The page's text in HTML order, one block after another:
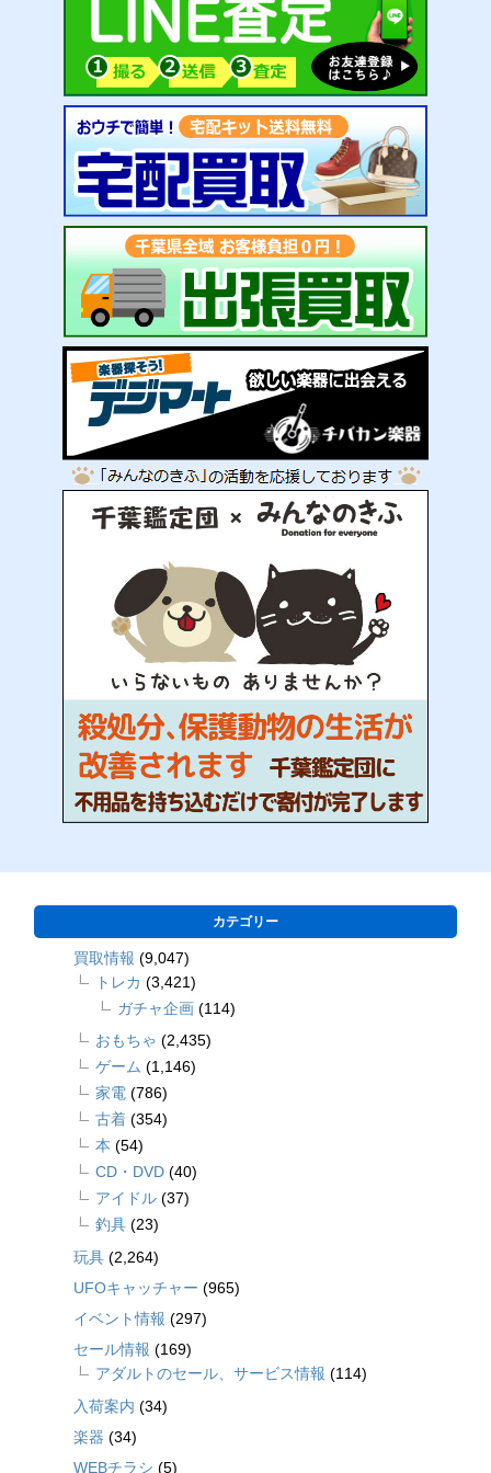
カテゴリー
買取情報 (9,047)
トレカ (3,421)
ガチャ企画 (114)
おもちゃ (2,435)
ゲーム (1,146)
家電 (786)
古着 (354)
本 (54)
CD・DVD (40)
アイドル (37)
釣具 (23)
玩具 (2,264)
UFOキャッチャー (965)
イベント情報 (297)
セール情報 (169)
アダルトのセール、サービス情報 (114)
入荷案内 (34)
楽器 (34)
WEBチラシ (5)